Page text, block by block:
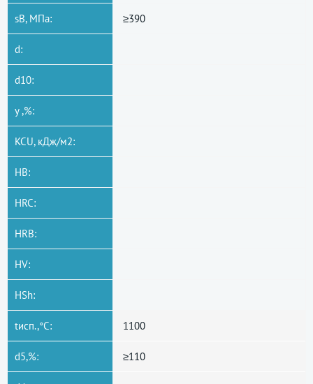
sB, МПа: ≥390
d:
d10:
y ,%:
KCU, кДж/м2:
HB:
HRC:
HRB:
HV:
HSh:
tисп.,°C: 1100
d5,%: ≥110